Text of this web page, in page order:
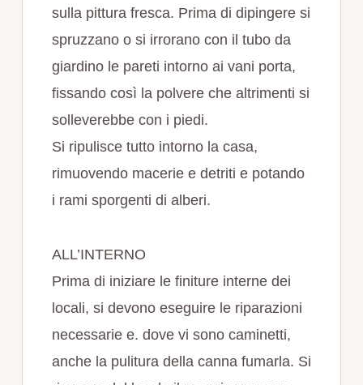
sulla pittura fresca. Prima di dipingere si
spruzzano o si irrorano con il tubo da
giardino le pareti intorno ai vani porta,
fissando così la polvere che altrimenti si
solleverebbe con i piedi.
Si ripulisce tutto intorno la casa,
rimuovendo macerie e detriti e potando
i rami sporgenti di alberi.
ALL’INTERNO
Prima di iniziare le finiture interne dei
locali, si devono eseguire le riparazioni
necessarie e. dove vi sono caminetti,
anche la pulitura della canna fumarla. Si